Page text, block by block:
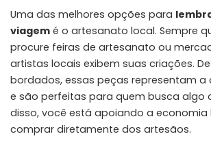
Uma das melhores opções para
viagem é o artesanato local. Sempre
procure feiras de artesanato ou
artistas locais exibem suas criações.
bordados, essas peças representam a
e são perfeitas para quem busca algo
disso, você está apoiando a economia
comprar diretamente dos artesãos.